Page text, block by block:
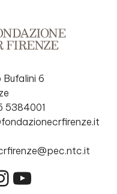
Bufalini 6
5384001
YouTube